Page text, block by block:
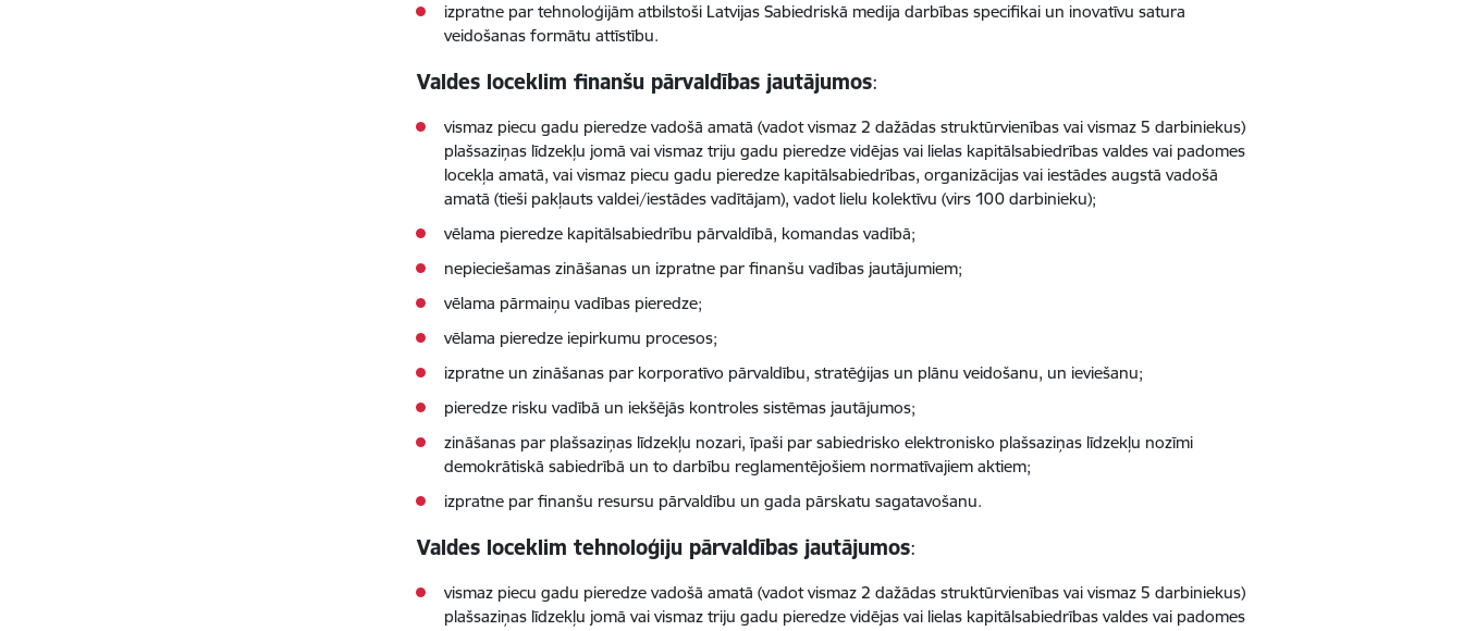
izpratne par tehnoloģijām atbilstoši Latvijas Sabiedriskā medija darbības specifikai un inovatīvu satura
veidošanas formātu attīstību.
Valdes loceklim finanšu pārvaldības jautājumos:
vismaz piecu gadu pieredze vadošā amatā (vadot vismaz 2 dažādas struktūrvienības vai vismaz 5 darbiniekus)
plašsaziņas līdzekļu jomā vai vismaz triju gadu pieredze vidējas vai lielas kapitālsabiedrības valdes vai padomes
locekļa amatā, vai vismaz piecu gadu pieredze kapitālsabiedrības, organizācijas vai iestādes augstā vadošā
amatā (tieši pakļauts valdei/iestādes vadītājam), vadot lielu kolektīvu (virs 100 darbinieku);
vēlama pieredze kapitālsabiedrību pārvaldībā, komandas vadībā;
nepieciešamas zināšanas un izpratne par finanšu vadības jautājumiem;
vēlama pārmaiņu vadības pieredze;
vēlama pieredze iepirkumu procesos;
izpratne un zināšanas par korporatīvo pārvaldību, stratēģijas un plānu veidošanu, un ieviešanu;
pieredze risku vadībā un iekšējās kontroles sistēmas jautājumos;
zināšanas par plašsaziņas līdzekļu nozari, īpaši par sabiedrisko elektronisko plašsaziņas līdzekļu nozīmi
demokrātiskā sabiedrībā un to darbību reglamentējošiem normatīvajiem aktiem;
izpratne par finanšu resursu pārvaldību un gada pārskatu sagatavošanu.
Valdes loceklim tehnoloģiju pārvaldības jautājumos:
vismaz piecu gadu pieredze vadošā amatā (vadot vismaz 2 dažādas struktūrvienības vai vismaz 5 darbiniekus)
plašsaziņas līdzekļu jomā vai vismaz triju gadu pieredze vidējas vai lielas kapitālsabiedrības valdes vai padomes